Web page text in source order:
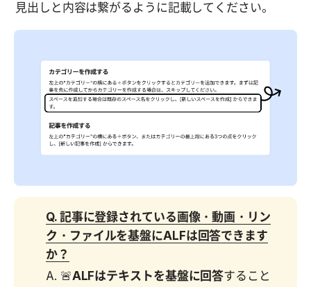
見出しと内容は繋がるように記載してください。
Q. 記事に登録されている画像・動画・リン
ク・ファイルを基盤にALFは回答できます
か？
A. 🚨ALFはテキストを基盤に回答すること